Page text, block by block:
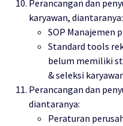
Perancangan dan
karyawan, diantaranya:
SOP Manajemen
Standard tools
belum memiliki
& seleksi
Perancangan dan
diantaranya:
Peraturan